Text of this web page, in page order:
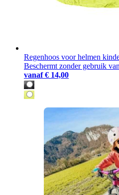
Regenhoos voor helmen
Beschermt zonder gebruik
vanaf € 14,00